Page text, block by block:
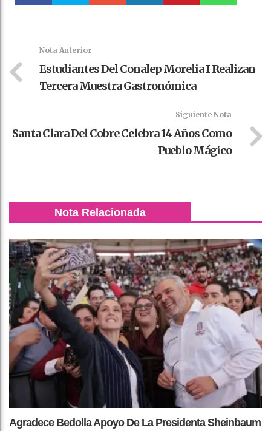
Nota Anterior
Estudiantes Del Conalep Morelia I Realizan
Tercera Muestra Gastronómica
Siguiente Nota
Santa Clara Del Cobre Celebra 14 Años Como
Pueblo Mágico
Nota Relacionada
Agradece Bedolla Apoyo De La Presidenta Sheinbaum